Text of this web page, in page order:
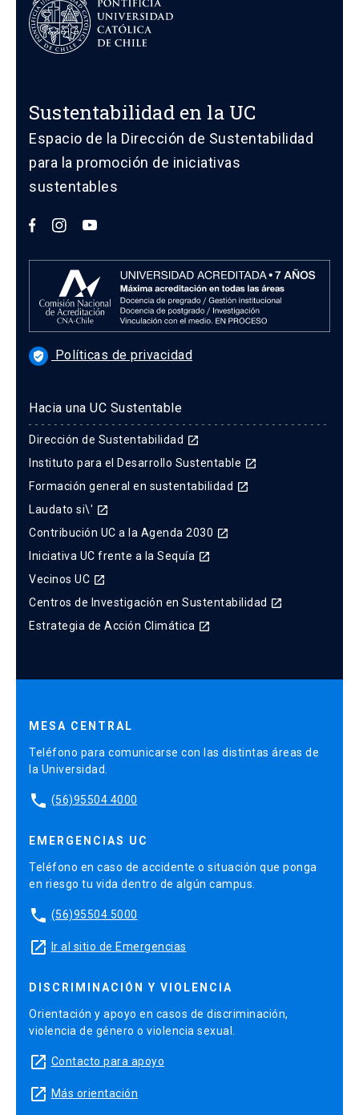
Sustentabilidad en la UC
Espacio de la Dirección de Sustentabilidad
para la promoción de iniciativas
sustentables
verified_user Políticas de privacidad
Hacia una UC Sustentable
Dirección de Sustentabilidad launch
Instituto para el Desarrollo Sustentable launch
Formación general en sustentabilidad launch
Laudato si\' launch
Contribución UC a la Agenda 2030 launch
Iniciativa UC frente a la Sequía launch
Vecinos UC launch
Centros de Investigación en Sustentabilidad launch
Estrategia de Acción Climática launch
MESA CENTRAL
Teléfono para comunicarse con las distintas áreas de
la Universidad.
phone (56)95504 4000
EMERGENCIAS UC
Teléfono en caso de accidente o situación que ponga
en riesgo tu vida dentro de algún campus.
phone (56)95504 5000
launch Ir al sitio de Emergencias
DISCRIMINACIÓN Y VIOLENCIA
Orientación y apoyo en casos de discriminación,
violencia de género o violencia sexual.
launch Contacto para apoyo
launch Más orientación